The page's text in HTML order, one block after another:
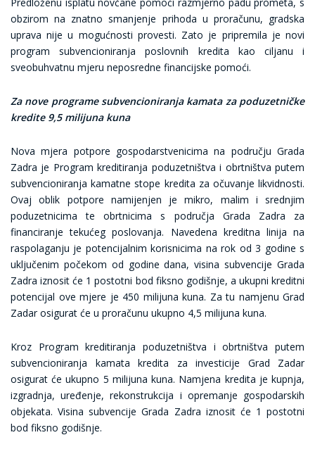
obzirom na znatno smanjenje prihoda u proračunu, gradska
uprava nije u mogućnosti provesti. Zato je pripremila je novi
program subvencioniranja poslovnih kredita kao ciljanu i
sveobuhvatnu mjeru neposredne financijske pomoći.
Za nove programe subvencioniranja kamata za poduzetničke
kredite 9,5 milijuna kuna
Nova mjera potpore gospodarstvenicima na području Grada
Zadra je Program kreditiranja poduzetništva i obrtništva putem
subvencioniranja kamatne stope kredita za očuvanje likvidnosti.
Ovaj oblik potpore namijenjen je mikro, malim i srednjim
poduzetnicima te obrtnicima s područja Grada Zadra za
financiranje tekućeg poslovanja. Navedena kreditna linija na
raspolaganju je potencijalnim korisnicima na rok od 3 godine s
uključenim počekom od godine dana, visina subvencije Grada
Zadra iznosit će 1 postotni bod fiksno godišnje, a ukupni kreditni
potencijal ove mjere je 450 milijuna kuna. Za tu namjenu Grad
Zadar osigurat će u proračunu ukupno 4,5 milijuna kuna.
Kroz Program kreditiranja poduzetništva i obrtništva putem
subvencioniranja kamata kredita za investicije Grad Zadar
osigurat će ukupno 5 milijuna kuna. Namjena kredita je kupnja,
izgradnja, uređenje, rekonstrukcija i opremanje gospodarskih
objekata. Visina subvencije Grada Zadra iznosit će 1 postotni
bod fiksno godišnje.